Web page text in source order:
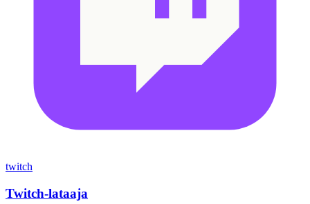
twitch
Twitch-lataaja